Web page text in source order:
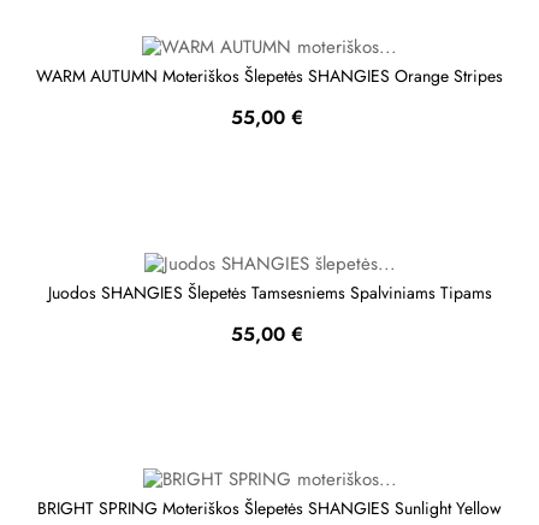
WARM AUTUMN Moteriškos Šlepetės SHANGIES Orange Stripes
Kaina
55,00 €
Juodos SHANGIES Šlepetės Tamsesniems Spalviniams Tipams
Kaina
55,00 €
BRIGHT SPRING Moteriškos Šlepetės SHANGIES Sunlight Yellow